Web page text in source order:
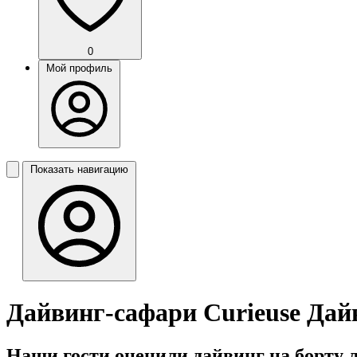
0
Мой профиль
Показать навигацию
Дайвинг-сафари Curieuse